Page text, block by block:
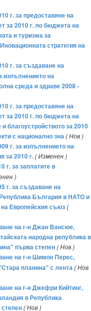
г. за предоставяне на
за 2010 г. по бюджета на
и туризма за
стратегия на
г. за създаване на
изпълнението на
среда и здраве 2008 -
г. за предоставяне на
за 2010 г. по бюджета на
благоустройството за 2010
с национално зна( Нов )
г. за изпълнението на
за 2010 г.( Изменен )
г. за заплатите в
)
г. за създаване на
България в НАТО и
на Европейския съюз(
на г-н Джан Вансюе,
народна република в
първа степен( Нов )
на г-н Шимон Перес,
планина" с лента( Нов
на г-н Джефри Кийтинг,
в Република
( Нов )